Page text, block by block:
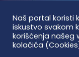
Vaterpolo vesti
Naš portal koristi
iskustvo svakom
korišćenja našeg
kolačića